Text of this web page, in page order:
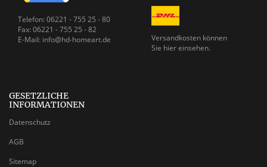
Telefon: 06221 - 755 25 - 80
Fax: 06221 - 755 25 - 82
E-Mail: info@hd-homeart.de
Versandkosten können
Sie hier einsehen.
GESETZLICHE
INFORMATIONEN
Datenschutz
AGB
Sitemap